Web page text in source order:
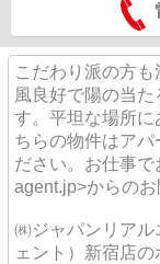
こだわり派の方
風良好で陽の当
す。平坦な場所に
ちらの物件はアパ
ださい。お仕事
agent.jp>からのお
㈱ジャパンリアル
ェント）新宿店